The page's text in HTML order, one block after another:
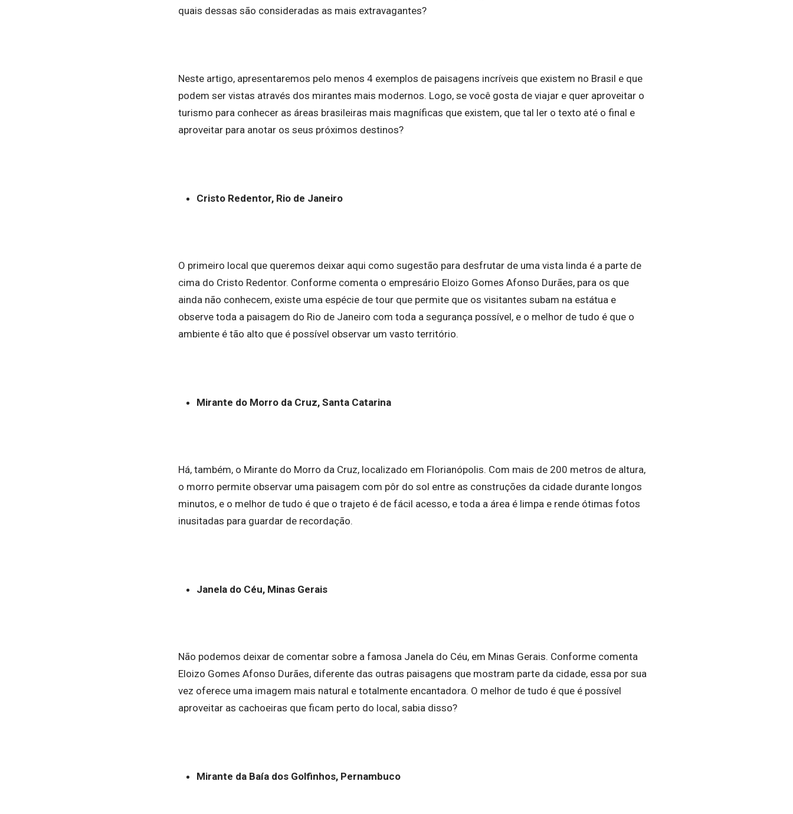
quais dessas são consideradas as mais extravagantes?
Neste artigo, apresentaremos pelo menos 4 exemplos de paisagens incríveis que existem no Brasil e que
podem ser vistas através dos mirantes mais modernos. Logo, se você gosta de viajar e quer aproveitar o
turismo para conhecer as áreas brasileiras mais magníficas que existem, que tal ler o texto até o final e
aproveitar para anotar os seus próximos destinos?
Cristo Redentor, Rio de Janeiro
O primeiro local que queremos deixar aqui como sugestão para desfrutar de uma vista linda é a parte de
cima do Cristo Redentor. Conforme comenta o empresário Eloizo Gomes Afonso Durães, para os que
ainda não conhecem, existe uma espécie de tour que permite que os visitantes subam na estátua e
observe toda a paisagem do Rio de Janeiro com toda a segurança possível, e o melhor de tudo é que o
ambiente é tão alto que é possível observar um vasto território.
Mirante do Morro da Cruz, Santa Catarina
Há, também, o Mirante do Morro da Cruz, localizado em Florianópolis. Com mais de 200 metros de altura,
o morro permite observar uma paisagem com pôr do sol entre as construções da cidade durante longos
minutos, e o melhor de tudo é que o trajeto é de fácil acesso, e toda a área é limpa e rende ótimas fotos
inusitadas para guardar de recordação.
Janela do Céu, Minas Gerais
Não podemos deixar de comentar sobre a famosa Janela do Céu, em Minas Gerais. Conforme comenta
Eloizo Gomes Afonso Durães, diferente das outras paisagens que mostram parte da cidade, essa por sua
vez oferece uma imagem mais natural e totalmente encantadora. O melhor de tudo é que é possível
aproveitar as cachoeiras que ficam perto do local, sabia disso?
Mirante da Baía dos Golfinhos, Pernambuco